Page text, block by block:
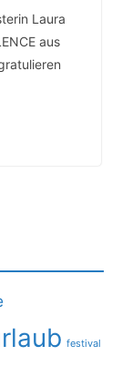
Laura
aus
festival